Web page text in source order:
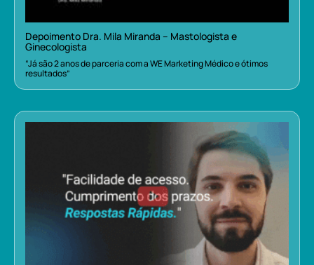
Depoimento Dra. Mila Miranda – Mastologista e
Ginecologista
“Já são 2 anos de parceria com a WE Marketing Médico e ótimos
resultados”